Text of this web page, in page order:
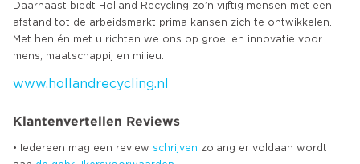
Daarnaast biedt Holland Recycling zo’n vijftig mensen met een
afstand tot de arbeidsmarkt prima kansen zich te ontwikkelen.
Met hen én met u richten we ons op groei en innovatie voor
www.hollandrecycling.nl
Klantenvertellen Reviews
• Iedereen mag een review schrijven zolang er voldaan wordt